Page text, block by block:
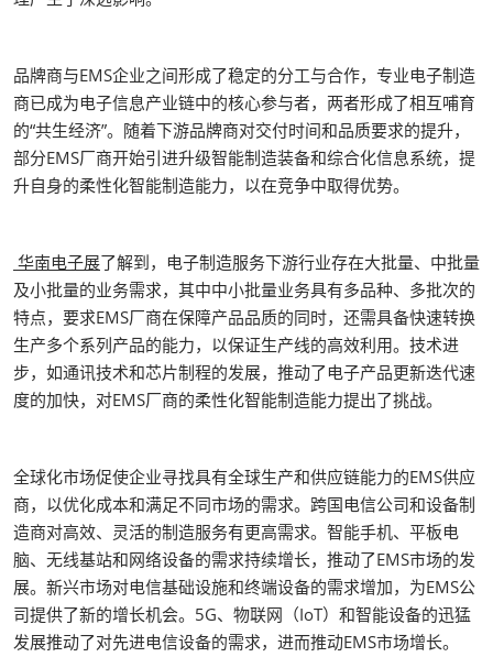
品牌商与EMS企业之间形成了稳定的分工与合作，专业电子制造
商已成为电子信息产业链中的核心参与者，两者形成了相互哺育
的“共生经济”。随着下游品牌商对交付时间和品质要求的提升，
部分EMS厂商开始引进升级智能制造装备和综合化信息系统，提
升自身的柔性化智能制造能力，以在竞争中取得优势。
华南电子展了解到，电子制造服务下游行业存在大批量、中批量
及小批量的业务需求，其中中小批量业务具有多品种、多批次的
特点，要求EMS厂商在保障产品品质的同时，还需具备快速转换
生产多个系列产品的能力，以保证生产线的高效利用。技术进
步，如通讯技术和芯片制程的发展，推动了电子产品更新迭代速
度的加快，对EMS厂商的柔性化智能制造能力提出了挑战。
全球化市场促使企业寻找具有全球生产和供应链能力的EMS供应
商，以优化成本和满足不同市场的需求。跨国电信公司和设备制
造商对高效、灵活的制造服务有更高需求。智能手机、平板电
脑、无线基站和网络设备的需求持续增长，推动了EMS市场的发
展。新兴市场对电信基础设施和终端设备的需求增加，为EMS公
司提供了新的增长机会。5G、物联网（IoT）和智能设备的迅猛
发展推动了对先进电信设备的需求，进而推动EMS市场增长。